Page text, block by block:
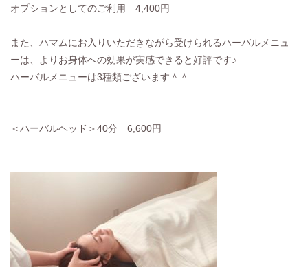
オプションとしてのご利用 4,400円
また、ハマムにお入りいただきながら受けられるハーバルメニュ
ーは、よりお身体への効果が実感できると好評です♪
ハーバルメニューは3種類ございます＾＾
＜ハーバルヘッド＞40分 6,600円